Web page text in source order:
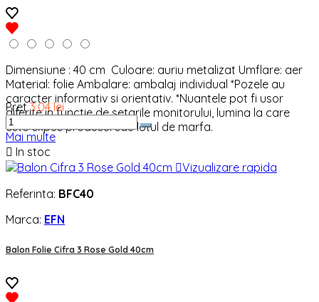
Dimensiune : 40 cm Culoare: auriu metalizat Umflare: aer
Material: folie Ambalare: ambalaj individual *Pozele au
caracter informativ si orientativ. *Nuantele pot fi usor
diferite in functie de setarile monitorului, lumina la care
este expus produsul sau lotul de marfa.
Pret 3,04 lei
Mai multe
 In stoc
Vizualizare rapida
Referinta: BFC40
Marca: EFN
Balon Folie Cifra 3 Rose Gold 40cm